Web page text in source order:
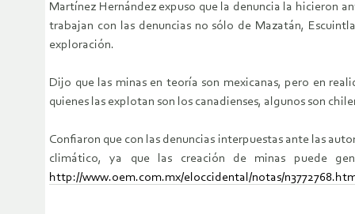
Martínez Hernández expuso que la denuncia la hicieron
trabajan con las denuncias no sólo de Mazatán,
exploración.
Dijo que las minas en teoría son mexicanas, pero en
quienes las explotan son los canadienses, algunos son
Confiaron que con las denuncias interpuestas ante las
climático, ya que las creación de minas puede
http://www.oem.com.mx/eloccidental/notas/